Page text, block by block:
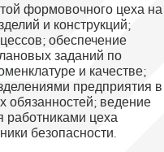
формовочного цеха на
и конструкций;
обеспечение
заданий по
и качестве;
предприятия в
обязанностей; ведение
работниками цеха
безопасности.